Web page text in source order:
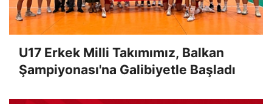
U17 Erkek Milli Takımımız, Balkan
Şampiyonası'na Galibiyetle Başladı